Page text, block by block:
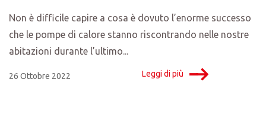
Non è difficile capire a cosa è dovuto l’enorme successo
che le pompe di calore stanno riscontrando nelle nostre
abitazioni durante l’ultimo...
26 Ottobre 2022 Leggi di più